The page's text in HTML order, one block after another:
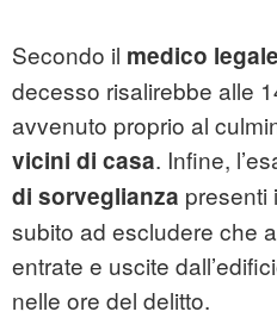
Secondo il medico legale
decesso risalirebbe alle
avvenuto proprio al
vicini di casa. Infine,
di sorveglianza presenti
subito ad escludere che
entrate e uscite
nelle ore del delitto.